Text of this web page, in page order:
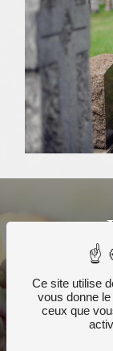
Ce site utilise
vous donne
ceux que